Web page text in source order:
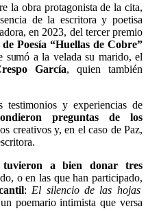
la obra protagonista de la cita,
de la escritora y poetisa
en 2023, del tercer premio
Poesía “Huellas de Cobre”
sumó a la velada su marido, el
García, quien también
testimonios y experiencias de
preguntas de los
creativos y, en el caso de Paz,
tuvieron a bien donar tres
o en las que han participado,
: El silencio de las hojas
poemario intimista que versa